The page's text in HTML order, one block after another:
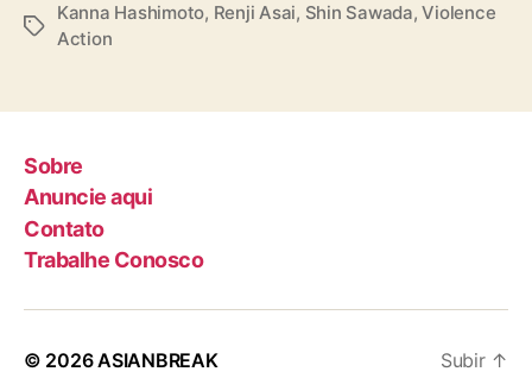
T
Kanna Hashimoto, Renji Asai, Shin Sawada,Violence
Action
Sobre
Anuncie aqui
Contato
Trabalhe Conosco
© 2026ASIANBREAK Subir ↑